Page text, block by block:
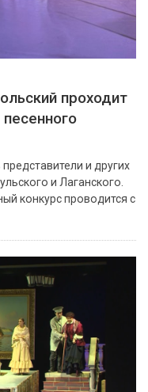
проходит
и других
и Лаганского.
конкурс проводится с